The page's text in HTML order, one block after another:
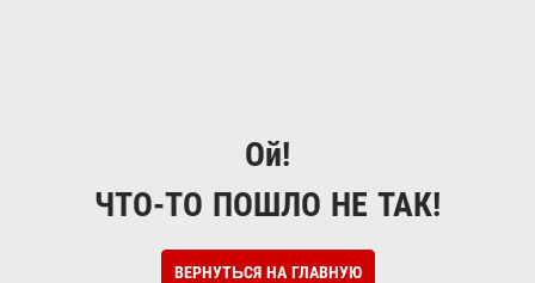
Ой!
ЧТО-ТО ПОШЛО НЕ ТАК!
ВЕРНУТЬСЯ НА ГЛАВНУЮ